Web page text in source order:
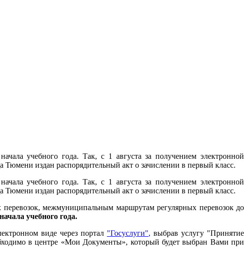
учебного года. Так, с 1 августа за получением электронной
издан распорядительный акт о зачислении в первый класс.
учебного года. Так, с 1 августа за получением электронной
издан распорядительный акт о зачислении в первый класс.
межмуниципальным маршрутам регулярных перевозок до
учебного года.
виде через портал "Госуслуги", выбрав услугу "Принятие
в центре «Мои Документы», который будет выбран Вами при